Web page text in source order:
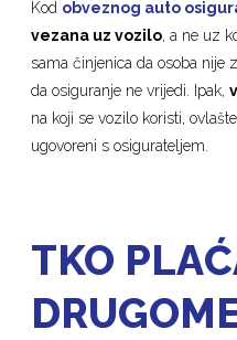
Kod obveznog auto
vezana uz vozilo, a ne uz
sama činjenica da osoba nije
da osiguranje ne vrijedi. Ipak,
na koji se vozilo koristi,
ugovoreni s osigurateljem.
TKO